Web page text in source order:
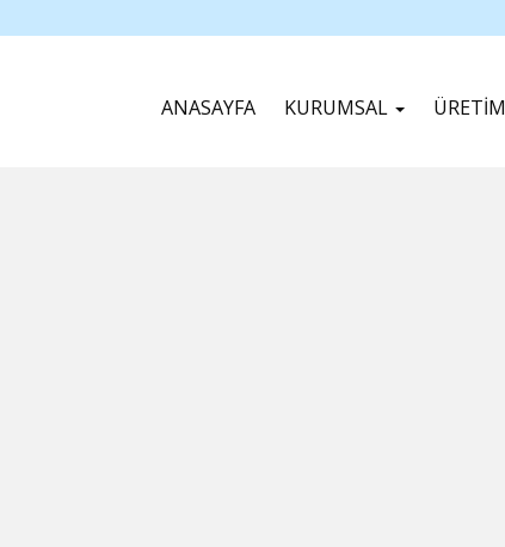
ANASAYFA KURUMSAL ÜRETİM